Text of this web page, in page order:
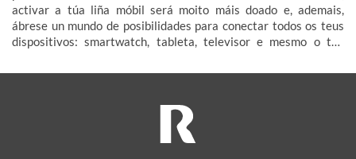
activar a túa liña móbil será moito máis doado e, ademais,
ábrese un mundo de posibilidades para conectar todos os teus
dispositivos: smartwatch, tableta, televisor e mesmo o teu